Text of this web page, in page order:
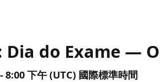
do Exame —
下午 (UTC) 國際標準時間